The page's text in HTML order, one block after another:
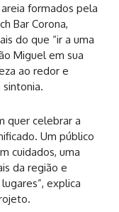
formados pela
Bar Corona,
do que “ir a uma
Miguel em sua
ao redor e
quer celebrar a
Um público
cuidados, uma
da região e
explica